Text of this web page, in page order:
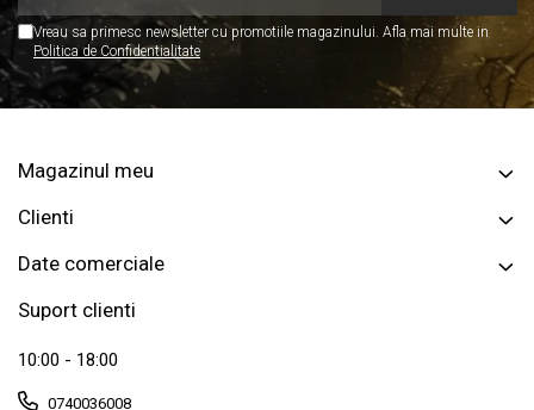
Vreau sa primesc newsletter cu promotiile magazinului. Afla mai multe in
Politica de Confidentialitate
Magazinul meu
Clienti
Date comerciale
Suport clienti
10:00 - 18:00
0740036008